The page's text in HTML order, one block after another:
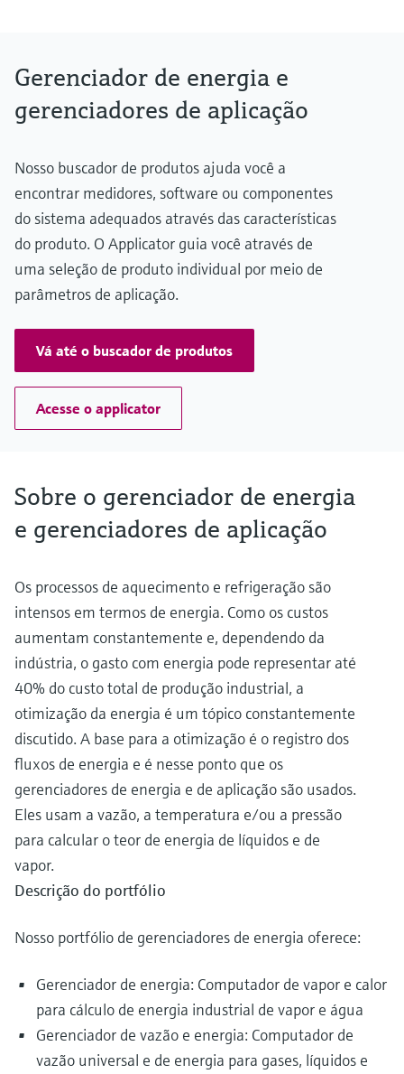
Calculations
Gerenciador de energia e
gerenciadores de aplicação
Nosso buscador de produtos ajuda você a
encontrar medidores, software ou componentes
do sistema adequados através das características
do produto. O Applicator guia você através de
uma seleção de produto individual por meio de
parâmetros de aplicação.
Vá até o buscador de produtos
Acesse o applicator
Sobre o gerenciador de energia
e gerenciadores de aplicação
Os processos de aquecimento e refrigeração são
intensos em termos de energia. Como os custos
aumentam constantemente e, dependendo da
indústria, o gasto com energia pode representar até
40% do custo total de produção industrial, a
otimização da energia é um tópico constantemente
discutido. A base para a otimização é o registro dos
fluxos de energia e é nesse ponto que os
gerenciadores de energia e de aplicação são usados.
Eles usam a vazão, a temperatura e/ou a pressão
para calcular o teor de energia de líquidos e de
vapor.
Descrição do portfólio
Nosso portfólio de gerenciadores de energia oferece:
Gerenciador de energia: Computador de vapor e calor
para cálculo de energia industrial de vapor e água
Gerenciador de vazão e energia: Computador de
vazão universal e de energia para gases, líquidos e